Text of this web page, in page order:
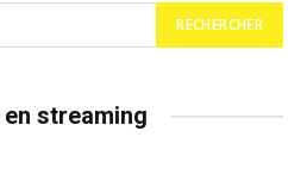
streaming